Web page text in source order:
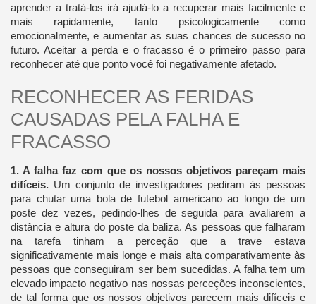
aprender a tratá-los irá ajudá-lo a recuperar mais facilmente e
mais rapidamente, tanto psicologicamente como
emocionalmente, e aumentar as suas chances de sucesso no
futuro. Aceitar a perda e o fracasso é o primeiro passo para
reconhecer até que ponto você foi negativamente afetado.
RECONHECER AS FERIDAS
CAUSADAS PELA FALHA E
FRACASSO
1. A falha faz com que os nossos objetivos pareçam mais
difíceis.Um conjunto de investigadores pediram às pessoas
para chutar uma bola de futebol americano ao longo de um
poste dez vezes, pedindo-lhes de seguida para avaliarem a
distância e altura do poste da baliza. As pessoas que falharam
na tarefa tinham a perceção que a trave estava
significativamente mais longe e mais alta comparativamente às
pessoas que conseguiram ser bem sucedidas. A falha tem um
elevado impacto negativo nas nossas perceções inconscientes,
de tal forma que os nossos objetivos parecem mais difíceis e